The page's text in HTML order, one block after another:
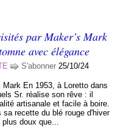
par Maker’s Mark
avec élégance
S'abonner 25/10/24
Mark En 1953, à Loretto dans
Sr. réalise son rêve : il
artisanale et facile à boire.
recette du blé rouge d'hiver
doux que...